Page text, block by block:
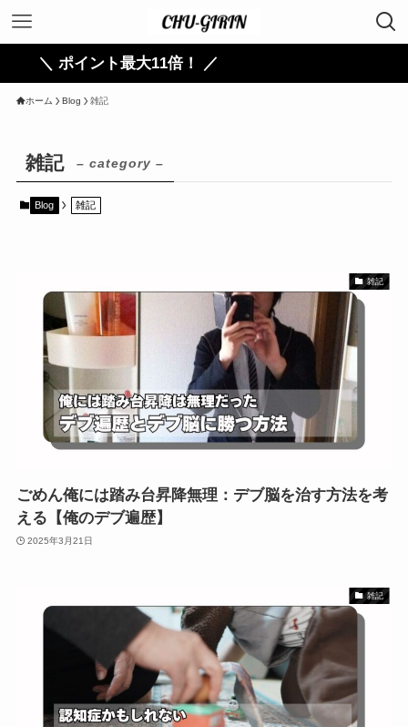
＼ ポイント最大11倍！ ／
ホーム Blog 雑記
雑記 – category –
Blog 雑記
雑記
ごめん俺には踏み台昇降無理：デブ脳を治す方法を考
える【俺のデブ遍歴】
2025年3月21日
雑記